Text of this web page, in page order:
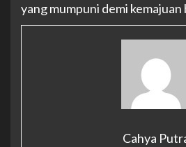
yang mumpuni demi kemajuan
Cahya